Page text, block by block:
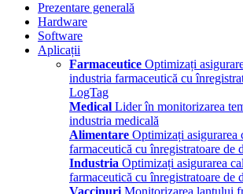
Prezentare generală
Hardware
Software
Aplicații
Farmaceutice Optimizați
industria farmaceutică cu
LogTag
Medical Lider în monitorizarea
industria medicală
Alimentare Optimizați asigurarea
farmaceutică cu înregistratoare de
Industria Optimizați asigurarea
farmaceutică cu înregistratoare de
Vaccinuri Monitorizarea lanțului